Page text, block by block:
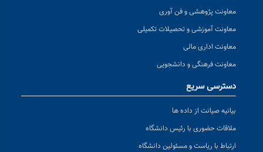
معاونت پژوهشی و فن آوری
معاونت آموزشی و تحصیلات تکمیلی
معاونت اداری مالی
معاونت فرهنگی و دانشجویی
دسترسی سریع
بیانیه صیانت از داده ها
ملاقات حضوری با رئیس دانشگاه
ارتباط با ریاست و مسئولین دانشگاه